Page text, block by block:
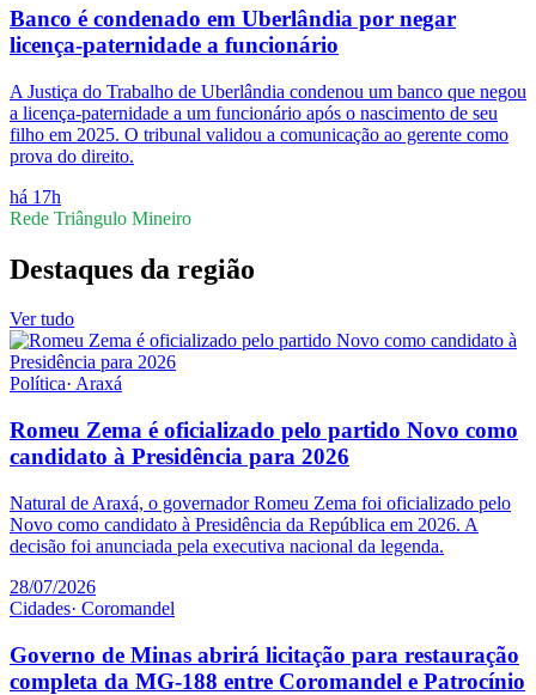
Banco é condenado em Uberlândia por negar
licença-paternidade a funcionário
A Justiça do Trabalho de Uberlândia condenou um banco que negou
a licença-paternidade a um funcionário após o nascimento de seu
filho em 2025. O tribunal validou a comunicação ao gerente como
prova do direito.
há 17h
Rede Triângulo Mineiro
Destaques da região
Ver tudo
Política· Araxá
Romeu Zema é oficializado pelo partido Novo como
candidato à Presidência para 2026
Natural de Araxá, o governador Romeu Zema foi oficializado pelo
Novo como candidato à Presidência da República em 2026. A
decisão foi anunciada pela executiva nacional da legenda.
28/07/2026
Cidades· Coromandel
Governo de Minas abrirá licitação para restauração
completa da MG-188 entre Coromandel e Patrocínio